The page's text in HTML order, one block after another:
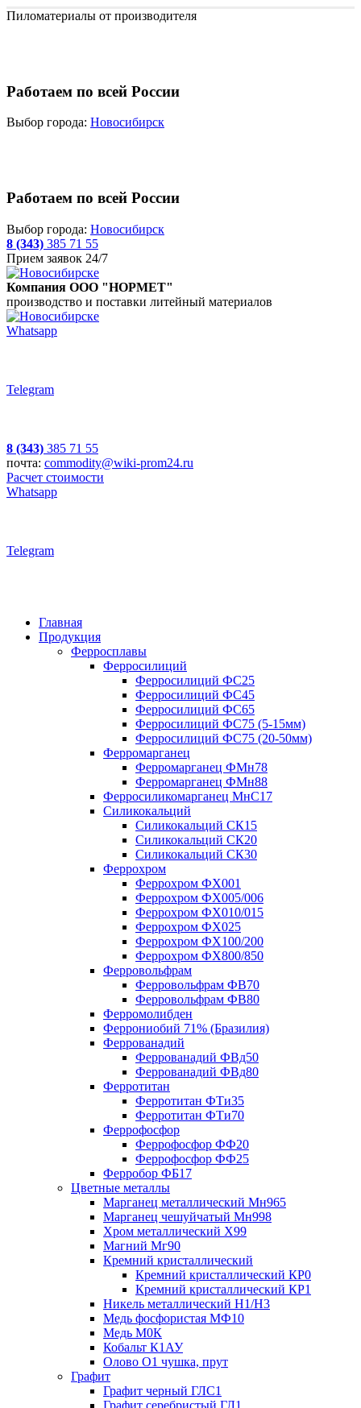
Пиломатериалы от производителя
Работаем по всей России
Выбор города: Новосибирск
Работаем по всей России
Выбор города: Новосибирск
8 (343) 385 71 55
Прием заявок 24/7
Компания ООО "НОРМЕТ"
производство и поставки литейный материалов
Whatsapp
Telegram
8 (343) 385 71 55
почта: commodity@wiki-prom24.ru
Расчет стоимости
Whatsapp
Telegram
Главная
Продукция
Ферросплавы
Ферросилиций
Ферросилиций ФС25
Ферросилиций ФС45
Ферросилиций ФС65
Ферросилиций ФС75 (5-15мм)
Ферросилиций ФС75 (20-50мм)
Ферромарганец
Ферромарганец ФМн78
Ферромарганец ФМн88
Ферросиликомарганец МнС17
Силикокальций
Силикокальций СК15
Силикокальций СК20
Силикокальций СК30
Феррохром
Феррохром ФХ001
Феррохром ФХ005/006
Феррохром ФХ010/015
Феррохром ФХ025
Феррохром ФХ100/200
Феррохром ФХ800/850
Ферровольфрам
Ферровольфрам ФВ70
Ферровольфрам ФВ80
Ферромолибден
Феррониобий 71% (Бразилия)
Феррованадий
Феррованадий ФВд50
Феррованадий ФВд80
Ферротитан
Ферротитан ФТи35
Ферротитан ФТи70
Феррофосфор
Феррофосфор ФФ20
Феррофосфор ФФ25
Ферробор ФБ17
Цветные металлы
Марганец металлический Мн965
Марганец чешуйчатый Мн998
Хром металлический Х99
Магний Мг90
Кремний кристаллический
Кремний кристаллический КР0
Кремний кристаллический КР1
Никель металлический Н1/Н3
Медь фосфористая МФ10
Медь М0К
Кобальт К1АУ
Олово О1 чушка, прут
Графит
Графит черный ГЛС1
Графит серебристый ГЛ1